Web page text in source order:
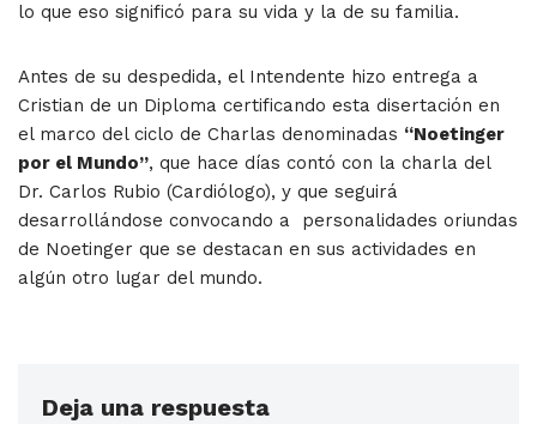
lo que eso significó para su vida y la de su familia.
Antes de su despedida, el Intendente hizo entrega a
Cristian de un Diploma certificando esta disertación en
el marco del ciclo de Charlas denominadas “Noetinger
por el Mundo”, que hace días contó con la charla del
Dr. Carlos Rubio (Cardiólogo), y que seguirá
desarrollándose convocando a personalidades oriundas
de Noetinger que se destacan en sus actividades en
algún otro lugar del mundo.
Deja una respuesta